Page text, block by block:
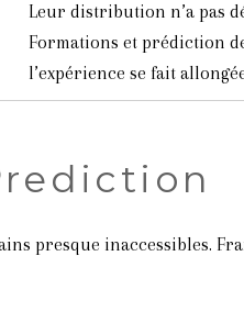
Leur distribution n’a pas
Formations et prédiction
l’expérience se fait
presque inaccessibles.